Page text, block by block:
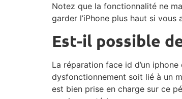
Notez que la fonctionnalité ne
garder l’iPhone plus haut si
Est-il possible
La réparation face id d’un
dysfonctionnement soit lié à un
est bien prise en charge sur ce